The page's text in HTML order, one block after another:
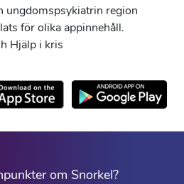
ungdomspsykiatrin region
för olika appinnehåll.
Hjälp i kris
om Snorkel?